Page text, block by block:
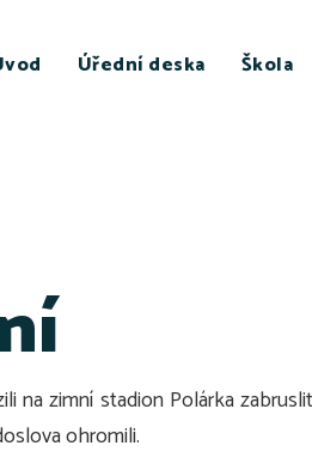
Úřední deska Škola
zimní stadion Polárka
ohromili.